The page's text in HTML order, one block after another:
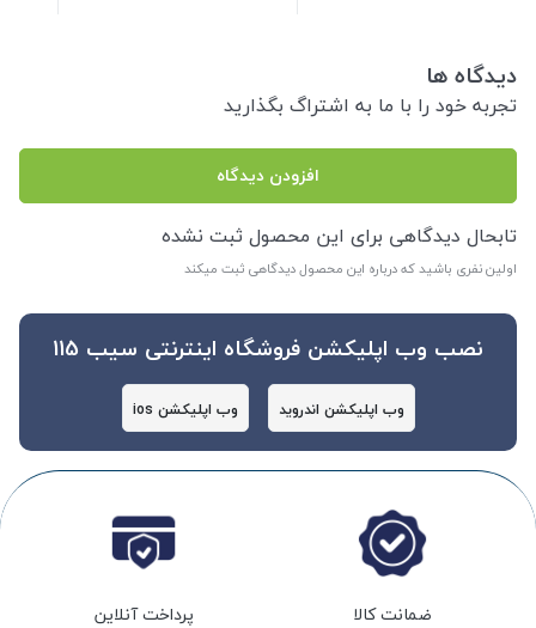
دیدگاه ها
تجربه خود را با ما به اشتراگ بگذارید
افزودن دیدگاه
تابحال دیدگاهی برای این محصول ثبت نشده
اولین نفری باشید که درباره این محصول دیدگاهی ثبت میکند
نصب وب اپلیکشن فروشگاه اینترنتی سیب 115
وب اپلیکشن اندروید وب اپلیکشن ios
ضمانت کالا پرداخت آنلاین